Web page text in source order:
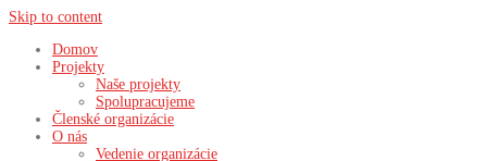
Skip to content
Domov
Projekty
Naše projekty
Spolupracujeme
Členské organizácie
O nás
Vedenie organizácie